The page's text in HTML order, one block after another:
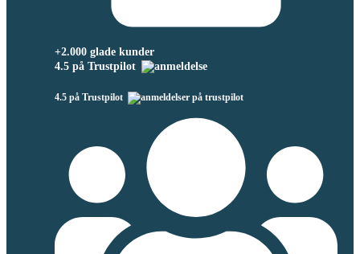
+2.000 glade kunder
4.5 på Trustpilot
4.5 på Trustpilot